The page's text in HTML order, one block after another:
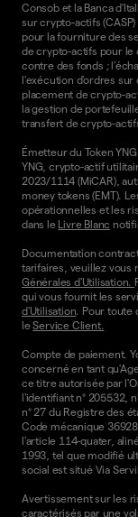
Consob et la Banca
sur crypto-actifs (CASP)
pour la fourniture des
de crypto-actifs pour le
contre des fonds ;
l'exécution d'ordres
placement de crypto-
la gestion de
transfert de crypto-
Émetteur du Token
YNG, crypto-actif
2023/1114 (MiCAR),
money tokens (EMT).
opérationnelles et les
dans le Livre Blanc
Documentation
tarifaires, veuillez vous
Générales d'Utilisation.
qui vous fournit les
d'Utilisation. Pour toute
leService Client.
Compte de paiement.
concerné en tant
ce titre autorisée par
l'identifiant n° 205532,
n° 27 du Registre des
Code mécanique
l'article 114-quater,
1993, tel que modifié
social est situé Via
Avertissement sur les
caractérisés par une